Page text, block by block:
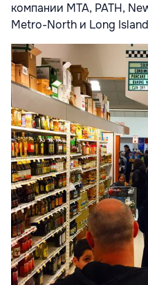
компании MTA, PATH,
Metro-North и Long